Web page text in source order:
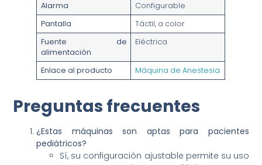
Alarma
Configurable
Pantalla
Táctil, a color
Fuente de
alimentación
Eléctrica
Enlace al producto Máquina de Anestesia
Preguntas frecuentes
¿Estas máquinas son aptas para pacientes
pediátricos?
Sí, su configuración ajustable permite su uso